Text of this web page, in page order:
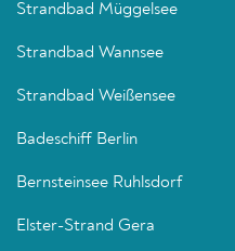
Strandbad Müggelsee
Strandbad Wannsee
Strandbad Weißensee
Badeschiff Berlin
Bernsteinsee Ruhlsdorf
Elster-Strand Gera